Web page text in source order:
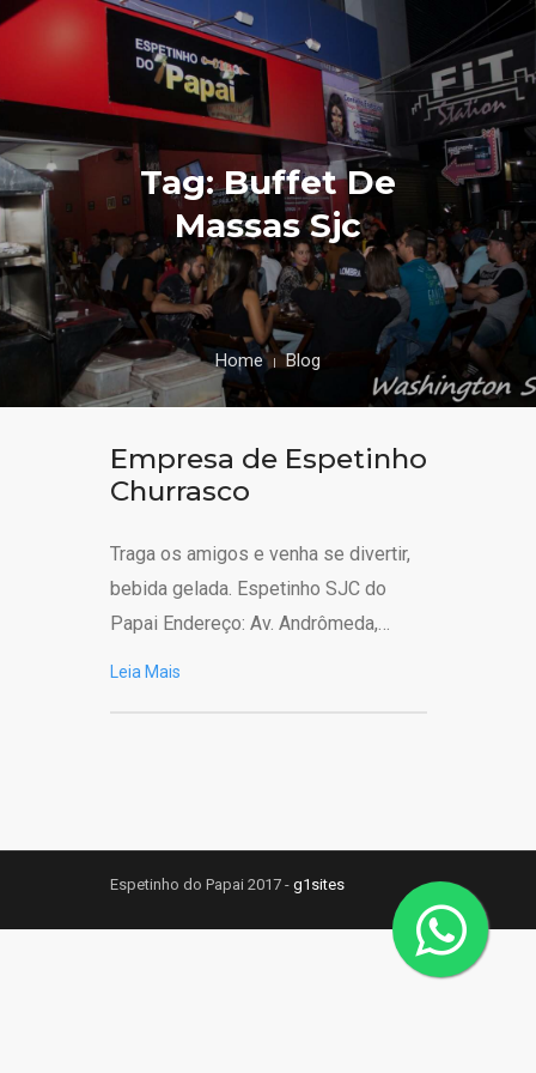
Tag: Buffet De
Massas Sjc
Home Blog
Empresa de Espetinho
Churrasco
Traga os amigos e venha se divertir,
bebida gelada. Espetinho SJC do
Papai Endereço: Av. Andrômeda,…
Leia Mais
Espetinho do Papai 2017 - g1sites